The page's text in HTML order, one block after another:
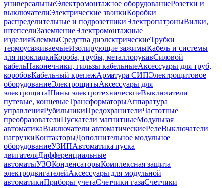
универсальныеЭлектромонтажное оборудованиеРозетки и
выключателиЭлектрические звонкиКоробки
распределительные и подрозетникиЭлектропатроныВилки,
штепселиЗаземлениеЭлектромонтажные
изделияКлеммыСредства диэлектрическиеТрубки
термоусаживаемыеИзолирующие зажимыКабель и системы
для прокладкиКороба, трубы, металлорукавСиловой
кабельНаконечники, гильзы кабельныеАксессуары для труб,
коробовКабельный крепежАрматура СИПЭлектрощитовое
оборудованиеЭлектрощитыАксессуары для
электрощитаШины электротехническиеВыключатели
путевые, концевыеТрансформаторыАппаратура
управленияРубильникиПредохранителиЧастотные
преобразователиПускатели магнитныеМодульная
автоматикаВыключатели автоматическиеРелеВыключатели
нагрузкиКонтакторыДополнительное модульное
оборудованиеУЗИПАвтоматика пуска
двигателяДифференциальные
автоматыУЗОКонденсаторыКомплексная защита
электродвигателейАксессуары для модульной
автоматикиПриборы учетаСчетчики газаСчетчики